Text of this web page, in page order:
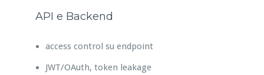
API e Backend
access control su endpoint
JWT/OAuth, token leakage